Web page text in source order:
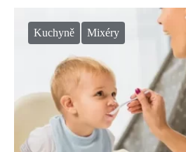
Kuchyně Mixéry